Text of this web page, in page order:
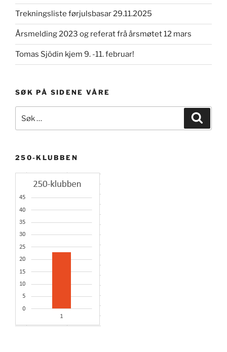
Trekningsliste førjulsbasar 29.11.2025
Årsmelding 2023 og referat frå årsmøtet 12 mars
Tomas Sjödin kjem 9. -11. februar!
SØK PÅ SIDENE VÅRE
etter:
250-KLUBBEN